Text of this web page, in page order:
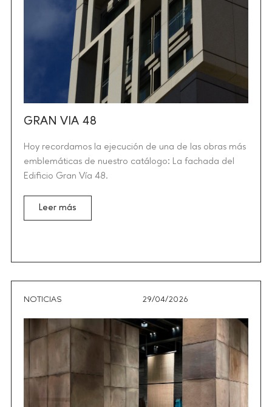
GRAN VIA 48
Hoy recordamos la ejecución de una de las obras más
emblemáticas de nuestro catálogo: La fachada del
Edificio Gran Vía 48.
Leer más
NOTICIAS 29/04/2026